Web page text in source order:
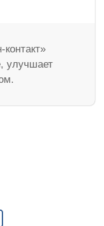
улучшает